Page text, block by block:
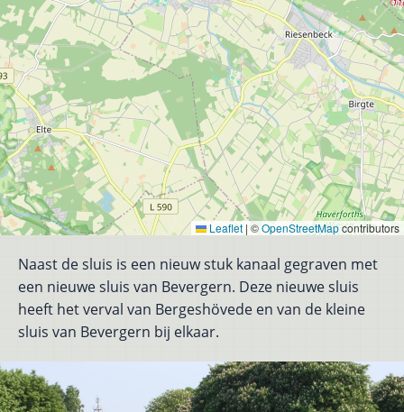
Leaflet | ©OpenStreetMapcontributors
Naast de sluis is een nieuw stuk kanaal gegraven met
een nieuwe sluis van Bevergern. Deze nieuwe sluis
heeft het verval van Bergeshövede en van de kleine
sluis van Bevergern bij elkaar.